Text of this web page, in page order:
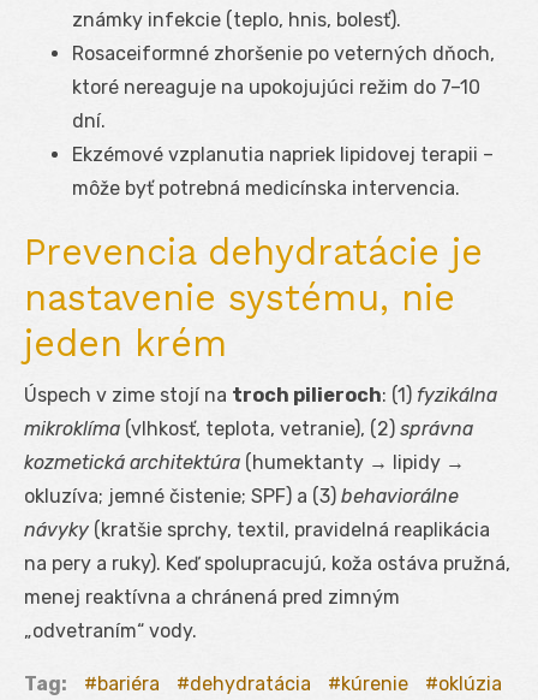
známky infekcie (teplo, hnis, bolesť).
Rosaceiformné zhoršenie po veterných dňoch,
ktoré nereaguje na upokojujúci režim do 7–10
dní.
Ekzémové vzplanutia napriek lipidovej terapii –
môže byť potrebná medicínska intervencia.
Prevencia dehydratácie je
nastavenie systému, nie
jeden krém
Úspech v zime stojí na troch pilieroch: (1) fyzikálna
mikroklíma (vlhkosť, teplota, vetranie), (2) správna
kozmetická architektúra (humektanty → lipidy →
okluzíva; jemné čistenie; SPF) a (3) behaviorálne
návyky (kratšie sprchy, textil, pravidelná reaplikácia
na pery a ruky). Keď spolupracujú, koža ostáva pružná,
menej reaktívna a chránená pred zimným
„odvetraním“ vody.
Tag: bariéra dehydratácia kúrenie
oklúzia